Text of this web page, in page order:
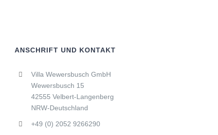
ANSCHRIFT UND KONTAKT
Villa Wewersbusch GmbH
Wewersbusch 15
42555 Velbert-Langenberg
NRW-Deutschland
+49 (0) 2052 9266290